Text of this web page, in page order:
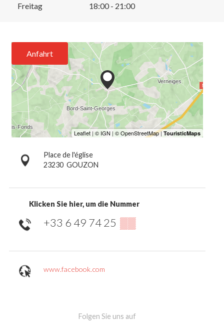
Freitag 18:00 - 21:00
Anfahrt
Place de l'église
23230 GOUZON
Klicken Sie hier, um die Nummer
+33 6 49 74 25 ▒▒
www.facebook.com
Folgen Sie uns auf